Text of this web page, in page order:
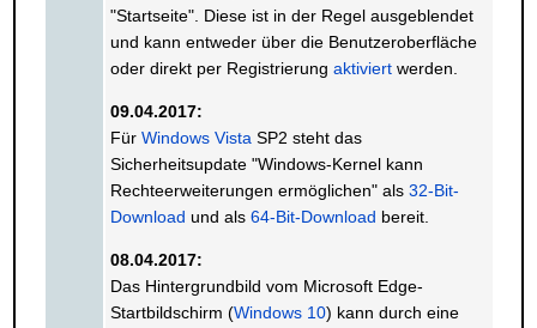
"Startseite". Diese ist in der Regel ausgeblendet
und kann entweder über die Benutzeroberfläche
oder direkt per Registrierung aktiviertwerden.
09.04.2017:
Für Windows Vista SP2 steht das
Sicherheitsupdate "Windows-Kernel kann
Rechteerweiterungen ermöglichen" als 32-Bit-
Download und als 64-Bit-Download bereit.
08.04.2017:
Das Hintergrundbild vom Microsoft Edge-
Startbildschirm (Windows 10) kann durch eine